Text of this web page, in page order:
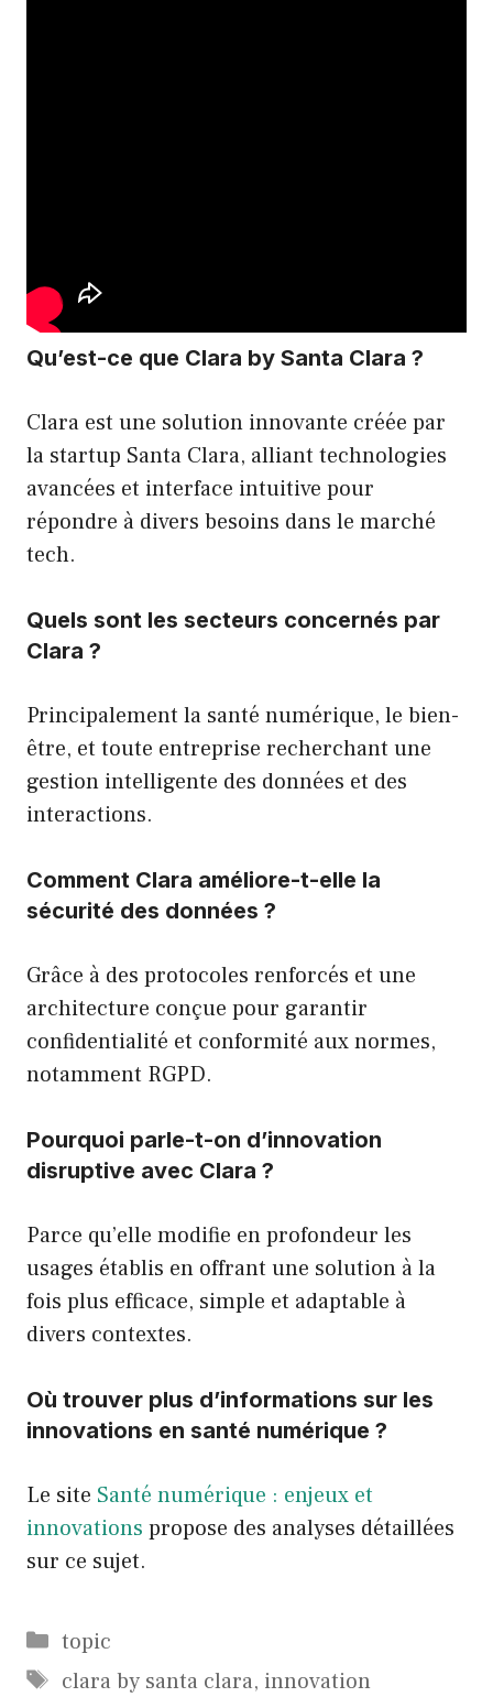
Qu’est-ce que Clara by Santa Clara ?
Clara est une solution innovante créée par
la startup Santa Clara, alliant technologies
avancées et interface intuitive pour
répondre à divers besoins dans le marché
tech.
Quels sont les secteurs concernés par
Clara ?
Principalement la santé numérique, le bien-
être, et toute entreprise recherchant une
gestion intelligente des données et des
interactions.
Comment Clara améliore-t-elle la
sécurité des données ?
Grâce à des protocoles renforcés et une
architecture conçue pour garantir
confidentialité et conformité aux normes,
notamment RGPD.
Pourquoi parle-t-on d’innovation
disruptive avec Clara ?
Parce qu’elle modifie en profondeur les
usages établis en offrant une solution à la
fois plus efficace, simple et adaptable à
divers contextes.
Où trouver plus d’informations sur les
innovations en santé numérique ?
Le site Santé numérique : enjeux et
innovations propose des analyses détaillées
sur ce sujet.
Catégories
topic
Étiquettes
clara by santa clara, innovation